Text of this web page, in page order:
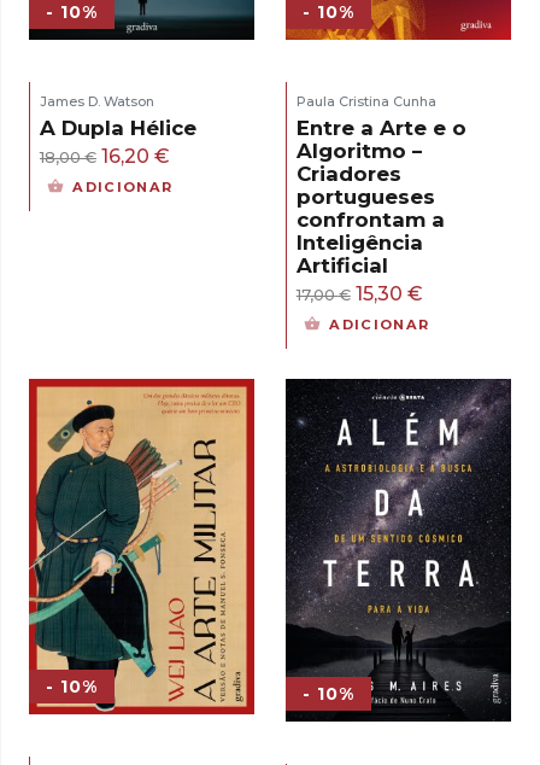
- 10%
James D. Watson
A Dupla Hélice
18,00€ O
preço
16,20 €
preço
ADICIONAR
- 10%
Paula Cristina Cunha
Entre a Arte e o
Algoritmo –
Criadores
portugueses
confrontam a
Inteligência
Artificial
17,00€ O
preço
era:
17,00 €.
15,30 €O
preço
é:
15,30 €.
ADICIONAR
- 10% - 10%